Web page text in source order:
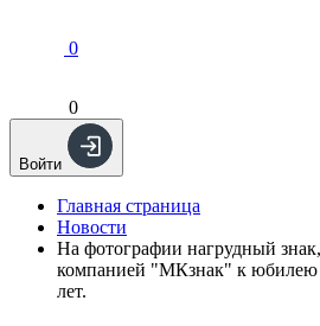
0
0
Войти
Главная страница
Новости
На фотографии нагрудный
компанией "МКзнак" к
лет.